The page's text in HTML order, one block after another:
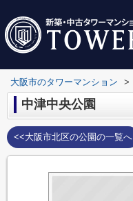
大阪市のタワーマンション >
中津中央公園
<<大阪市北区の公園の一覧へ